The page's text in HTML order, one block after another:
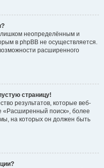
неопределённым и
в phpBB не осуществляется.
расширенного
страницу!
результатов, которые веб-
«Расширенный поиск», более
на которых он должен быть